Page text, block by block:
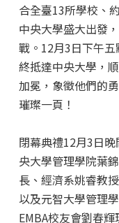
合全臺13所學校、
中央大學盛大出發
戰。12月3日下午
終抵達中央大學，
加冕，象徵他們的
璀璨一頁！
閉幕典禮12月3日
央大學管理學院葉
長、經濟系姚睿教
以及元智大學管理
EMBA校友會劉春